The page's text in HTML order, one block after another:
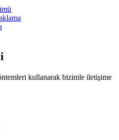
kullanarak bizimle iletişime